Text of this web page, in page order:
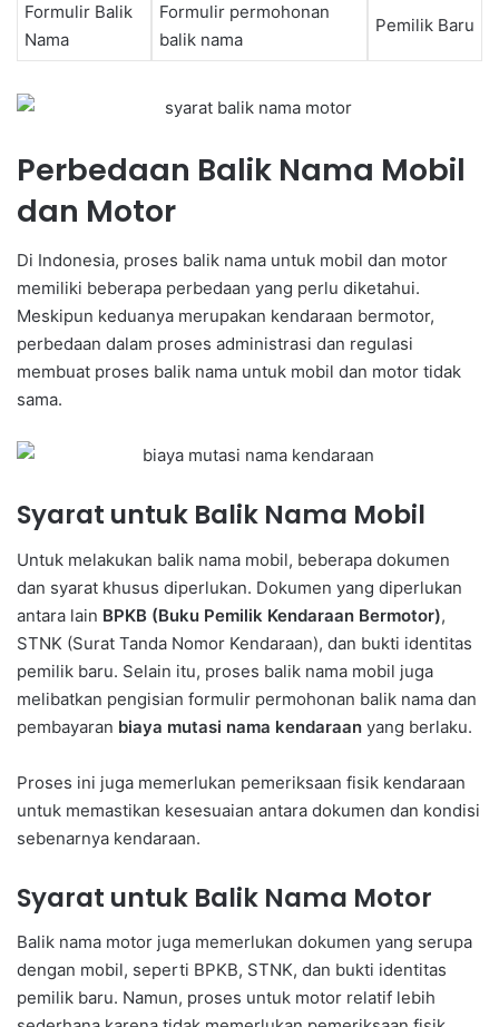
Formulir Balik
Nama
Formulir permohonan
balik nama
Pemilik Baru
Perbedaan Balik Nama Mobil
dan Motor
Di Indonesia, proses balik nama untuk mobil dan motor
memiliki beberapa perbedaan yang perlu diketahui.
Meskipun keduanya merupakan kendaraan bermotor,
perbedaan dalam proses administrasi dan regulasi
membuat proses balik nama untuk mobil dan motor tidak
sama.
Syarat untuk Balik Nama Mobil
Untuk melakukan balik nama mobil, beberapa dokumen
dan syarat khusus diperlukan. Dokumen yang diperlukan
antara lain BPKB (Buku Pemilik Kendaraan Bermotor),
STNK (Surat Tanda Nomor Kendaraan), dan bukti identitas
pemilik baru. Selain itu, proses balik nama mobil juga
melibatkan pengisian formulir permohonan balik nama dan
pembayaran biaya mutasi nama kendaraan yang berlaku.
Proses ini juga memerlukan pemeriksaan fisik kendaraan
untuk memastikan kesesuaian antara dokumen dan kondisi
sebenarnya kendaraan.
Syarat untuk Balik Nama Motor
Balik nama motor juga memerlukan dokumen yang serupa
dengan mobil, seperti BPKB, STNK, dan bukti identitas
pemilik baru. Namun, proses untuk motor relatif lebih